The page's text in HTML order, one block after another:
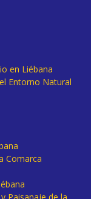
en Liébana
Entorno Natural
Comarca